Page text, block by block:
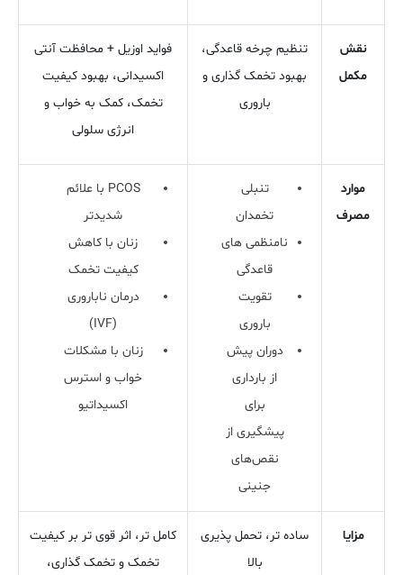
نقش
مکمل
تنظیم چرخه قاعدگی،
بهبود تخمک ‌گذاری و
باروری
فواید اوزیل + محافظت آنتی
‌اکسیدانی، بهبود کیفیت
تخمک، کمک به خواب و
انرژی سلولی
موارد
مصرف
تنبلی
تخمدان
نامنظمی ‌های
قاعدگی
تقویت
باروری
دوران پیش
از بارداری
برای
پیشگیری از
نقص‌های
جنینی
PCOS با علائم
شدیدتر
زنان با کاهش
کیفیت تخمک
درمان ناباروری
(IVF)
زنان با مشکلات
خواب و استرس
اکسیداتیو
مزایا
ساده‌ تر، تحمل ‌پذیری
بالا
کامل ‌تر، اثر قوی ‌تر بر کیفیت
تخمک و تخمک‌ گذاری،